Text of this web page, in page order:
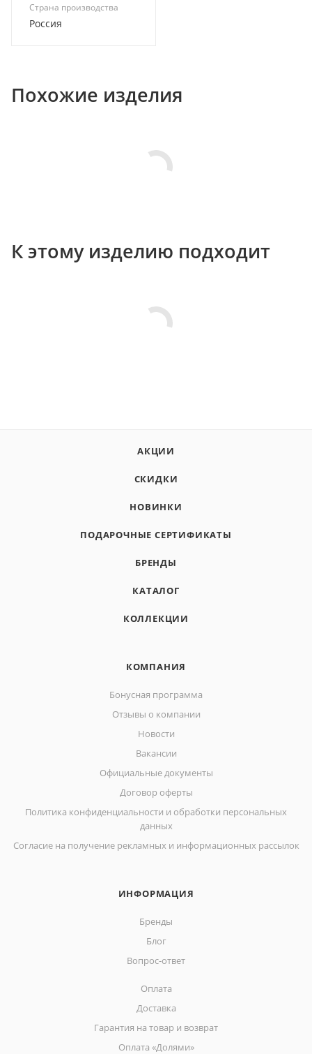
Страна производства
Россия
Похожие изделия
К этому изделию подходит
АКЦИИ
СКИДКИ
НОВИНКИ
ПОДАРОЧНЫЕ СЕРТИФИКАТЫ
БРЕНДЫ
КАТАЛОГ
КОЛЛЕКЦИИ
КОМПАНИЯ
Бонусная программа
Отзывы о компании
Новости
Вакансии
Официальные документы
Договор оферты
Политика конфиденциальности и обработки персональных
данных
Согласие на получение рекламных и информационных рассылок
ИНФОРМАЦИЯ
Бренды
Блог
Вопрос-ответ
Оплата
Доставка
Гарантия на товар и возврат
Оплата «Долями»